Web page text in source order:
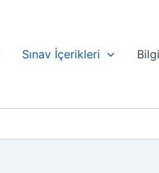
Sınav İçerikleri